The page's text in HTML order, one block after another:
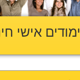
אישי